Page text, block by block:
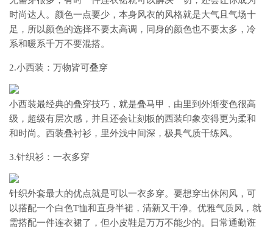
时尚达人。颜色一点要少，本身风衣的风格就是大气且气场十
足，所以颜色的选择不要太高调，同身的颜色也不要太多，冷
系和暖系千万不要混搭。
2.小西装：万物皆可叠穿
小西装最经典的叠穿技巧，就是叠马甲，由里到外渐变色很高
级，超级有层次感，并且还会让刻板的西装印象变得更为柔和
和时尚。西装叠衬衫，里外浅中间深，极具气质干练风。
3.针织衫：一衣多穿
针织外套最大的优点就是可以一衣多穿。要想穿出休闲风，可
以搭配一个白色T恤和直身半裙，清新又干净。优雅气质风，就
需搭配一件连衣裙了，但小皮鞋是万万不能少的。日常通勤诳